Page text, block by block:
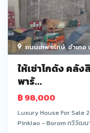
ถนนเทพารักษ์,อำเภอ
ให้เช่าโกดัง คลั
พารั...
฿ 98,000
Luxury House For Sale
Pinklao - Borom ทวีวัฒน